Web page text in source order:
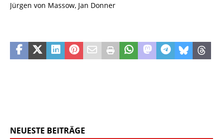
Jürgen von Massow, Jan Donner
NEUESTE BEITRÄGE